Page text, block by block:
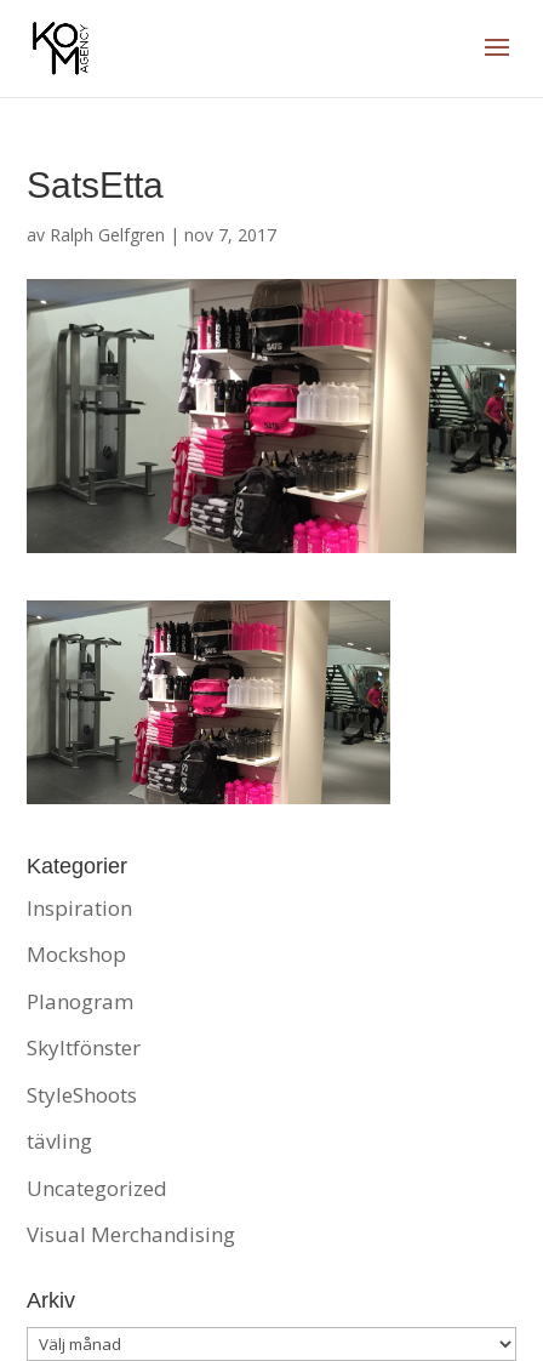
SatsEtta
av Ralph Gelfgren |nov 7, 2017
Kategorier
Inspiration
Mockshop
Planogram
Skyltfönster
StyleShoots
tävling
Uncategorized
Visual Merchandising
Arkiv
Arkiv